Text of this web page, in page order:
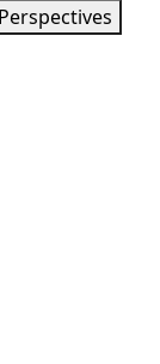
Perspectives